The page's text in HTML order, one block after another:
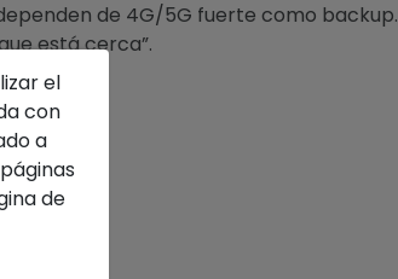
de 4G/5G fuerte como backup.
está cerca”.
el
con
a
de